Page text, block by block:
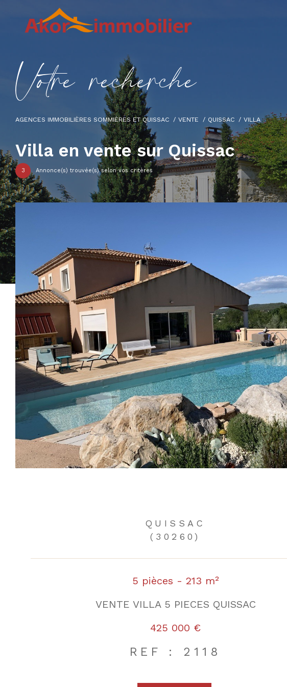
Votre recherche
AGENCES IMMOBILIÈRES SOMMIÈRES ET QUISSAC VENTE QUISSAC VILLA
Villa en vente sur Quissac
3 Annonce(s) trouvée(s) selon vos critères
QUISSAC
(30260)
5 pièces - 213 m²
VENTE VILLA 5 PIECES QUISSAC
425 000 €
REF : 2118